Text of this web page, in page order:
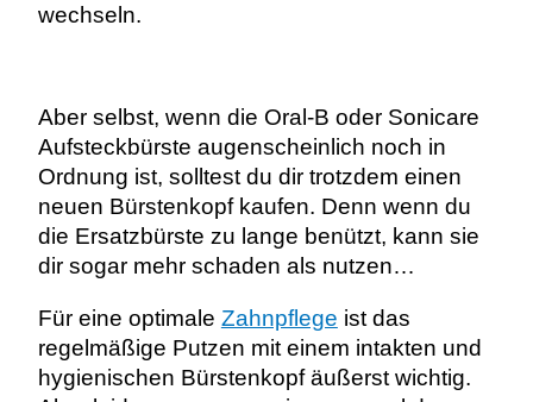
wechseln.
Aber selbst, wenn die Oral-B oder Sonicare
Aufsteckbürste augenscheinlich noch in
Ordnung ist, solltest du dir trotzdem einen
neuen Bürstenkopf kaufen. Denn wenn du
die Ersatzbürste zu lange benützt, kann sie
dir sogar mehr schaden als nutzen…
Für eine optimale Zahnpflege ist das
regelmäßige Putzen mit einem intakten und
hygienischen Bürstenkopf äußerst wichtig.